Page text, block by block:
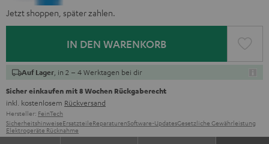
Jetzt shoppen, später zahlen.
IN DEN WARENKORB
Auf Lager , in 2 – 4 Werktagen bei dir
Sicher einkaufen mit 8 Wochen Rückgaberecht
inkl. kostenlosem Rückversand
Hersteller: FeinTech
SicherheitshinweiseErsatzteileReparaturenSoftware-UpdatesGesetzliche Gewährleistung
Elektrogeräte Rücknahme